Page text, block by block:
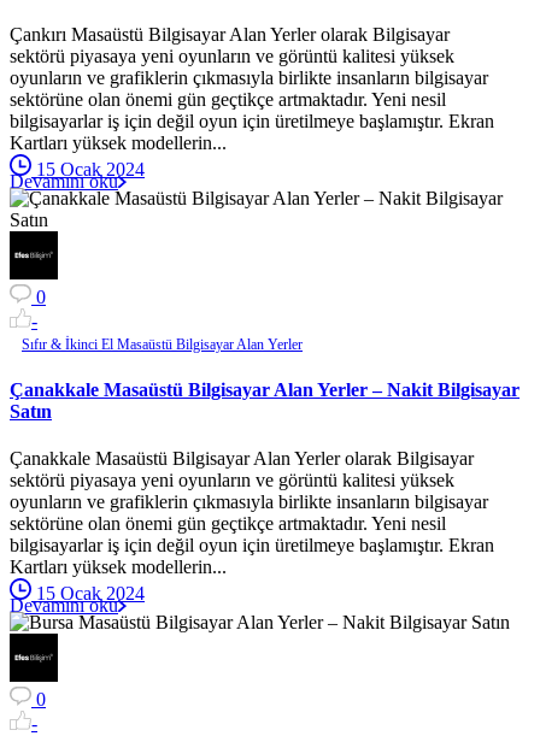
Çankırı Masaüstü Bilgisayar Alan Yerler olarak Bilgisayar
sektörü piyasaya yeni oyunların ve görüntü kalitesi yüksek
oyunların ve grafiklerin çıkmasıyla birlikte insanların bilgisayar
sektörüne olan önemi gün geçtikçe artmaktadır. Yeni nesil
bilgisayarlar iş için değil oyun için üretilmeye başlamıştır. Ekran
Kartları yüksek modellerin...
15 Ocak 2024
Devamını oku
0
-
Sıfır & İkinci El Masaüstü Bilgisayar Alan Yerler
Çanakkale Masaüstü Bilgisayar Alan Yerler – Nakit Bilgisayar
Satın
Çanakkale Masaüstü Bilgisayar Alan Yerler olarak Bilgisayar
sektörü piyasaya yeni oyunların ve görüntü kalitesi yüksek
oyunların ve grafiklerin çıkmasıyla birlikte insanların bilgisayar
sektörüne olan önemi gün geçtikçe artmaktadır. Yeni nesil
bilgisayarlar iş için değil oyun için üretilmeye başlamıştır. Ekran
Kartları yüksek modellerin...
15 Ocak 2024
Devamını oku
0
-